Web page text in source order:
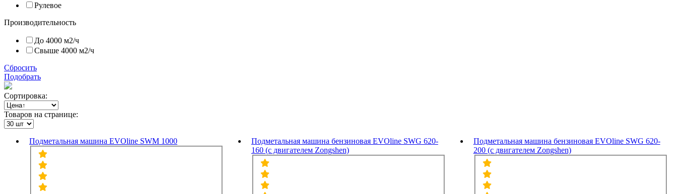
Рулевое
Производительность
До 4000 м2/ч
Свыше 4000 м2/ч
Сбросить
Подобрать
Сортировка:
Товаров на странице:
Подметальная машина EVOline SWM 1000
Подметальная машина бензиновая EVOline SWG 620-
160 (с двигателем Zongshen)
Подметальная машина бензиновая EVOline SWG 620-
200 (с двигателем Zongshen)